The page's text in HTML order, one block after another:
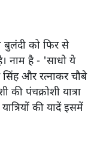
बुलंदी को फिर से
नाम है - 'साधो ये
और रत्नाकर चौबे
पंचक्रोशी यात्रा
की यादें इसमें